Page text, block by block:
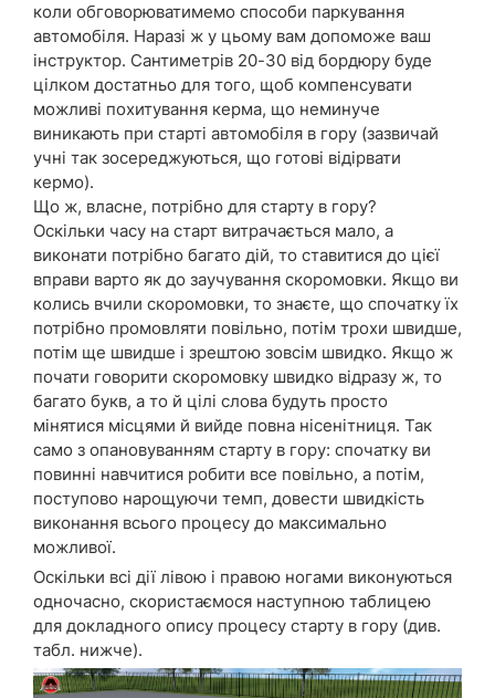
коли обговорюватимемо способи паркування
автомобіля. Наразі ж у цьому вам допоможе ваш
інструктор. Сантиметрів 20-30 від бордюру буде
цілком достатньо для того, щоб компенсувати
можливі похитування керма, що неминуче
виникають при старті автомобіля в гору (зазвичай
учні так зосереджуються, що готові відірвати
кермо).
Що ж, власне, потрібно для старту в гору?
Оскільки часу на старт витрачається мало, а
виконати потрібно багато дій, то ставитися до цієї
вправи варто як до заучування скоромовки. Якщо ви
колись вчили скоромовки, то знаєте, що спочатку їх
потрібно промовляти повільно, потім трохи швидше,
потім ще швидше і зрештою зовсім швидко. Якщо ж
почати говорити скоромовку швидко відразу ж, то
багато букв, а то й цілі слова будуть просто
мінятися місцями й вийде повна нісенітниця. Так
само з опановуванням старту в гору: спочатку ви
повинні навчитися робити все повільно, а потім,
поступово нарощуючи темп, довести швидкість
виконання всього процесу до максимально
можливої.
Оскільки всі дії лівою і правою ногами виконуються
одночасно, скористаємося наступною таблицею
для докладного опису процесу старту в гору (див.
табл. нижче).